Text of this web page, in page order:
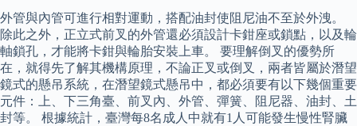
外管與內管可進行相對運動，搭配油封使阻尼油不至於外洩。
除此之外，正立式前叉的外管還必須設計卡鉗座或鎖點，以及輪
軸鎖孔，才能將卡鉗與輪胎安裝上車。 要理解倒叉的優勢所
在，就得先了解其機構原理，不論正叉或倒叉，兩者皆屬於潛望
鏡式的懸吊系統，在潛望鏡式懸吊中，都必須要有以下幾個重要
元件：上、下三角臺、前叉內、外管、彈簧、阻尼器、油封、土
封等。 根據統計，臺灣每8名成人中就有1人可能發生慢性腎臟